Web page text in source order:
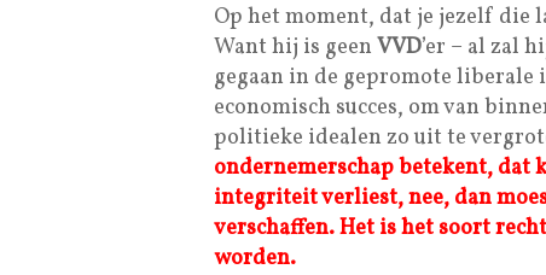
Op het moment, dat je jezelf die
Want hij is geen VVD’er – al zal
gegaan in de gepromote liberale
economisch succes, om van
politieke idealen zo uit te
ondernemerschap betekent, dat
integriteit verliest, nee, dan
verschaffen. Het is het soort
worden.